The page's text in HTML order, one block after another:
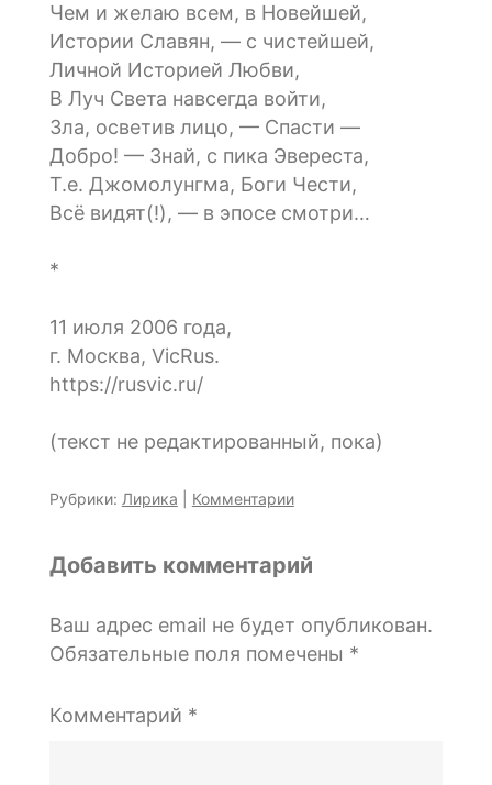
Чем и желаю всем, в Новейшей,
Истории Славян, — с чистейшей,
Личной Историей Любви,
В Луч Света навсегда войти,
Зла, осветив лицо, — Спасти —
Добро! — Знай, с пика Эвереста,
Т.е. Джомолунгма, Боги Чести,
Всё видят(!), — в эпосе смотри…
*
11 июля 2006 года,
г. Москва, VicRus.
https://rusvic.ru/
(текст не редактированный, пока)
Рубрики: Лирика Комментарии
Добавить комментарий
Ваш адрес email не будет опубликован.
Обязательные поля помечены *
Комментарий *